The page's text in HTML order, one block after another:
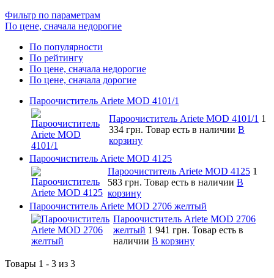
Фильтр по параметрам
По цене, сначала недорогие
По популярности
По рейтингу
По цене, сначала недорогие
По цене, сначала дорогие
Пароочиститель Ariete MOD 4101/1
Пароочиститель Ariete MOD 4101/1 1
334 грн. Товар есть в наличии В
корзину
Пароочиститель Ariete MOD 4125
Пароочиститель Ariete MOD 4125 1
583 грн. Товар есть в наличии В
корзину
Пароочиститель Ariete MOD 2706 желтый
Пароочиститель Ariete MOD 2706
желтый 1 941 грн. Товар есть в
наличии В корзину
Товары 1 - 3 из 3